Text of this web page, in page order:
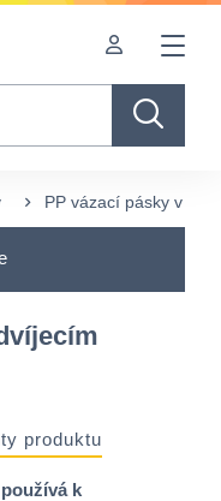
PP vázací pásky v
produktu
k